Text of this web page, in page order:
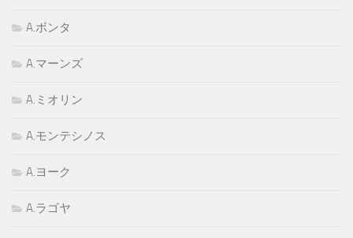
A.ボンタ
A.マーンズ
A.ミオリン
A.モンテシノス
A.ヨーク
A.ラゴヤ